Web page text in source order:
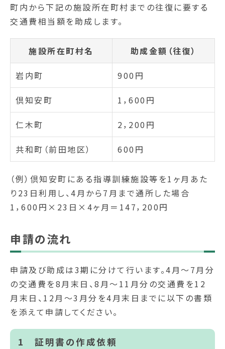
町内から下記の施設所在町村までの往復に要する
交通費相当額を助成します。
施設所在町村名 助成金額（往復）
岩内町 900円
倶知安町 1，600円
仁木町 2，200円
共和町（前田地区） 600円
（例）倶知安町にある指導訓練施設等を1ヶ月あた
り23日利用し、4月から7月まで通所した場合
1，600円×23日×4ヶ月＝147，200円
申請の流れ
申請及び助成は3期に分けて行います。4月～7月分
の交通費を8月末日、8月～11月分の交通費を12
月末日、12月～3月分を4月末日までに以下の書類
を添えて申請してください。
1 証明書の作成依頼